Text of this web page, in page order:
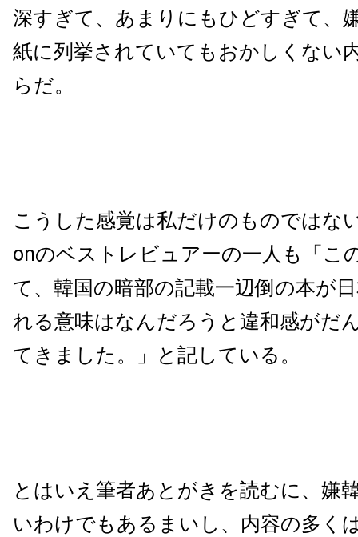
深すぎて、あまりにもひどすぎて、
紙に列挙されていてもおかしくない
らだ。
こうした感覚は私だけのものではな
onのベストレビュアーの一人も「こ
て、韓国の暗部の記載一辺倒の本が
れる意味はなんだろうと違和感がだ
てきました。」と記している。
とはいえ筆者あとがきを読むに、嫌
いわけでもあるまいし、内容の多く